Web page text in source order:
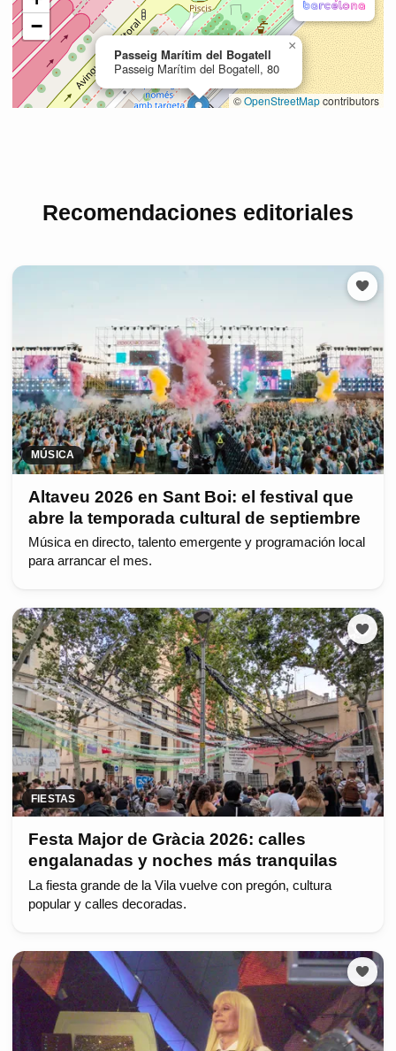
Recomendaciones editoriales
MÚSICA
Altaveu 2026 en Sant Boi: el festival que
abre la temporada cultural de septiembre
Música en directo, talento emergente y programación local
para arrancar el mes.
FIESTAS
Festa Major de Gràcia 2026: calles
engalanadas y noches más tranquilas
La fiesta grande de la Vila vuelve con pregón, cultura
popular y calles decoradas.